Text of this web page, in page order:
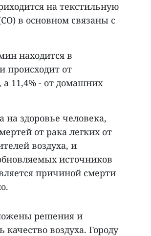
на текстильную
в основном связаны с
находится в
происходит от
а 11,4% - от домашних
на здоровье человека,
от рака легких от
воздуха, и
источников
причиной смерти
решения и
воздуха. Городу